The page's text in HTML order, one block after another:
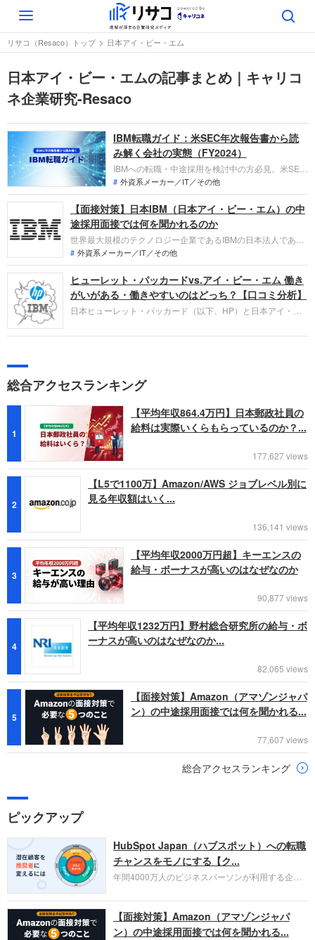
Toggle
navigation
リサコ（Resaco）トップ 日本アイ・ビー・エム
日本アイ・ビー・エムの記事まとめ｜キャリコ
ネ企業研究-Resaco
IBM転職ガイド：米SEC年次報告書から読
み解く会社の実態（FY2024）
IBMへの転職・中途採用を検討中の方必見。米SEC
年次報告書（10-K）等から、AI・クラウド企業へ変
貌したIBMの実態を徹底分析。最新業績や日本市場
の成長性、独自の評価制度、年金制度や求人票から
読み解く採用要件まで、公式資料に基づき詳述。客
観的な事実から「IBMの今」を解き明かす決定版ガ
イドです。
外資系メーカー／IT／その他
【面接対策】日本IBM（日本アイ・ビー・エム）の中
途採用面接では何を聞かれるのか
世界最大規模のテクノロジー企業であるIBMの日本法人である
日本アイ・ビー・エムへの転職。中途採用面接では、キャリア
やスキルを具体的に問われるほか、キャリアシートだけでは見
えてこない「人間性」も評価されます。即戦力として、ともに
働く仲間として多角的に評価されるので、しっかり対策してお
きましょう。
外資系メーカー／IT／その他
ヒューレット・パッカードvs.アイ・ビー・エム 働き
がいがある・働きやすいのはどっち？【口コミ分析】
日本ヒューレット・パッカード（以下、HP）と日本アイ・ビ
う感じているのでしょうか。ライバル関係にある企業との比較
通じて企業を評価します。
総合アクセスランキング
1
【平均年収864.4万円】日本郵政社員の
給料は実際いくらもらっているのか？...
177,627 views
2
【L5で1100万】Amazon/AWS ジョブレベル別に
見る年収額はいく...
136,141 views
3
【平均年収2000万円超】キーエンスの
給与・ボーナスが高いのはなぜなのか
90,877 views
4
【平均年収1232万円】野村総合研究所の給与・ボ
ーナスが高いのはなぜなのか...
82,065 views
5
【面接対策】Amazon（アマゾンジャパ
ン）の中途採用面接では何を聞かれる...
77,607 views
総合アクセスランキング
ピックアップ
HubSpot Japan（ハブスポット）への転職
チャンスをモノにする【ク...
年間4000万人のビジネスパーソンが利用する企業
お勧めするイチオシ企業をご紹介します。今回はク
ラウド型CRMプラットフォームを提供する
HubSpot Japan（ハブスポット・ジャパン）株式会
【面接対策】Amazon（アマゾンジャパ
ン）の中途採用面接では何を聞かれる...